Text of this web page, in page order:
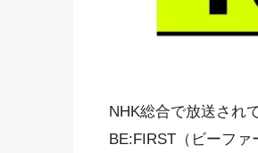
NHK総合で放送され
BE:FIRST（ビーフ